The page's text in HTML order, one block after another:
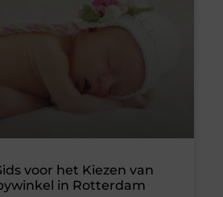
voor het Kiezen van
in Rotterdam